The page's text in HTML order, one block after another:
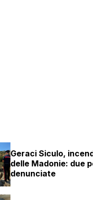
Geraci Siculo,
delle Madonie: due
denunciate